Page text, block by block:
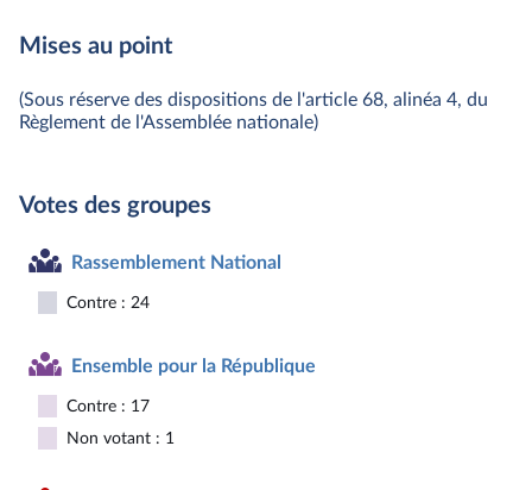
Mises au point
(Sous réserve des dispositions de l'article 68, alinéa 4, du
Règlement de l'Assemblée nationale)
Votes des groupes
Rassemblement National
Contre : 24
Ensemble pour la République
Contre : 17
Non votant : 1